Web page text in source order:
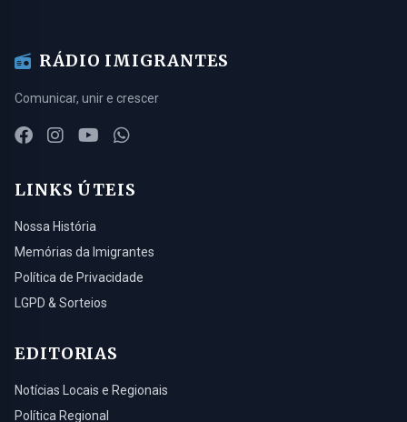
RÁDIO IMIGRANTES
Comunicar, unir e crescer
LINKS ÚTEIS
Nossa História
Memórias da Imigrantes
Política de Privacidade
LGPD & Sorteios
EDITORIAS
Notícias Locais e Regionais
Política Regional